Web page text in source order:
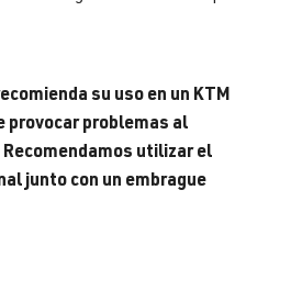
su uso en un KTM
provocar problemas al
utilizar el
junto con un embrague